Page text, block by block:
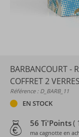
BARBANCOURT -
COFFRET 2
Référence : D_BARB_11
EN STOCK
56 Ti'Points(
ma cagnotte en